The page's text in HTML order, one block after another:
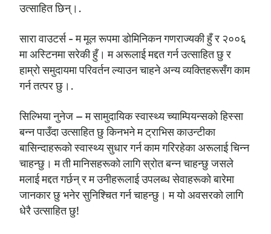
उत्साहित छिन्।.
सारा वाउटर्स - म मूल रूपमा डोमिनिकन गणराज्यकी हुँ र २००६
मा अस्टिनमा सरेकी हुँ। म अरूलाई मद्दत गर्न उत्साहित छु र
हाम्रो समुदायमा परिवर्तन ल्याउन चाहने अन्य व्यक्तिहरूसँग काम
गर्न तत्पर छु।.
सिल्भिया नुनेज – म सामुदायिक स्वास्थ्य च्याम्पियन्सको हिस्सा
बन्न पाउँदा उत्साहित छु किनभने म ट्राभिस काउन्टीका
बासिन्दाहरूको स्वास्थ्य सुधार गर्न काम गरिरहेका अरूलाई चिन्न
चाहन्छु। म ती मानिसहरूको लागि स्रोत बन्न चाहन्छु जसले
मलाई मद्दत गर्छन् र म उनीहरूलाई उपलब्ध सेवाहरूको बारेमा
जानकार छु भनेर सुनिश्चित गर्न चाहन्छु। म यो अवसरको लागि
धेरै उत्साहित छु!